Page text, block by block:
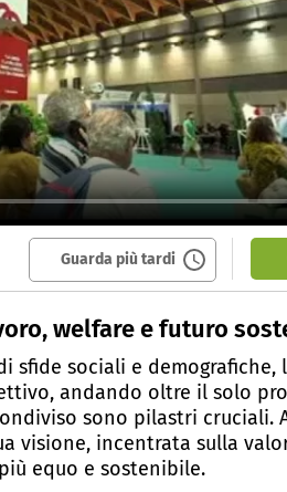
Guarda più tardi
welfare e futuro
sfide sociali e demografiche,
andando oltre il solo
sono pilastri cruciali.
visione, incentrata sulla
equo e sostenibile.